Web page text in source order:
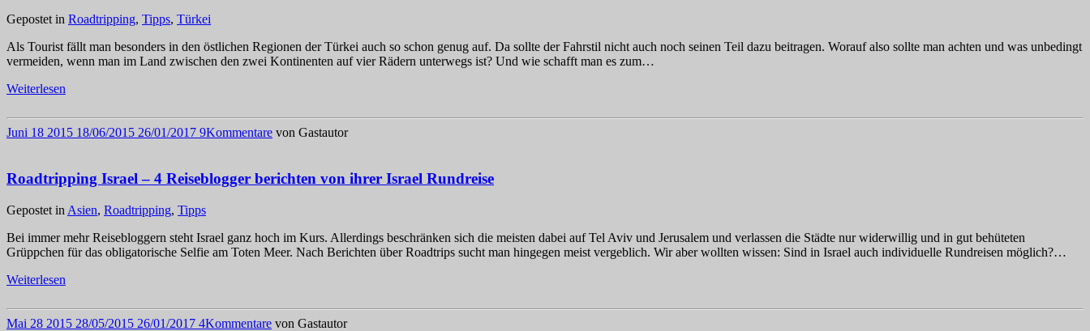
Gepostet in Roadtripping, Tipps, Türkei
Als Tourist fällt man besonders in den östlichen Regionen der Türkei auch so schon genug auf. Da sollte der Fahrstil nicht auch noch seinen Teil dazu beitragen. Worauf also sollte man achten und was unbedingt
vermeiden, wenn man im Land zwischen den zwei Kontinenten auf vier Rädern unterwegs ist? Und wie schafft man es zum…
Weiterlesen
Juni 18 2015 18/06/2015 26/01/2017 9Kommentare von Gastautor
Roadtripping Israel – 4 Reiseblogger berichten von ihrer Israel Rundreise
Gepostet in Asien, Roadtripping, Tipps
Bei immer mehr Reisebloggern steht Israel ganz hoch im Kurs. Allerdings beschränken sich die meisten dabei auf Tel Aviv und Jerusalem und verlassen die Städte nur widerwillig und in gut behüteten
Grüppchen für das obligatorische Selfie am Toten Meer. Nach Berichten über Roadtrips sucht man hingegen meist vergeblich. Wir aber wollten wissen: Sind in Israel auch individuelle Rundreisen möglich?…
Weiterlesen
Mai 28 2015 28/05/2015 26/01/2017 4Kommentare von Gastautor